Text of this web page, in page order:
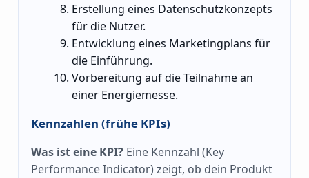
Erstellung eines Datenschutzkonzepts
für die Nutzer.
Entwicklung eines Marketingplans für
die Einführung.
Vorbereitung auf die Teilnahme an
einer Energiemesse.
Kennzahlen (frühe KPIs)
Was ist eine KPI? Eine Kennzahl (Key
Performance Indicator) zeigt, ob dein Produkt